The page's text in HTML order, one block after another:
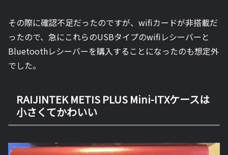
その際に確認不足だったのですが、wifiカードが非搭載だ
ったので、急にこれらのUSBタイプのwifiレシーバーと
Bluetoothレシーバーを購入することになったのも想定外
でした。
RAIJINTEK METIS PLUS Mini-ITXケースは
小さくてかわいい